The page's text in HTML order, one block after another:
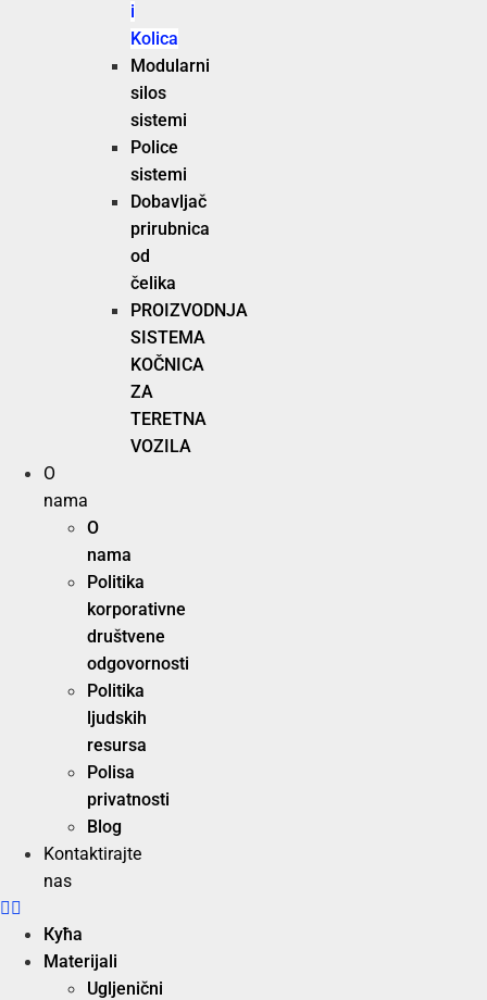
i
Kolica
Modularni
silos
sistemi
Police
sistemi
Dobavljač
prirubnica
od
čelika
PROIZVODNJA
SISTEMA
KOČNICA
ZA
TERETNA
VOZILA
O
nama
O
nama
Politika
korporativne
društvene
odgovornosti
Politika
ljudskih
resursa
Polisa
privatnosti
Blog
Kontaktirajte
nas
Кућа
Materijali
Ugljenični